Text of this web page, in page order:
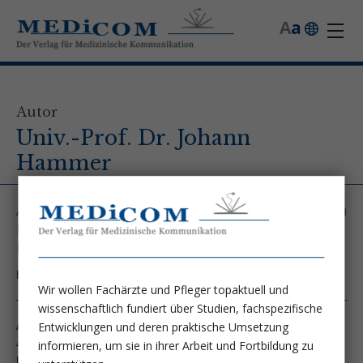
a
A
Autor
Univ.-Prof. Dr. Johann
Hammer
AKH Wien, Universitätsklinik für Innere Medizin
III - Abteilung für Gastroenterologie &amp;
Kontakt unter:
Autor von folgenden Artikeln:
Ausgabe 4/01
Wir wollen Fachärzte und Pfleger topaktuell und
wissenschaftlich fundiert über Studien, fachspezifische
Entwicklungen und deren praktische Umsetzung
informieren, um sie in ihrer Arbeit und Fortbildung zu